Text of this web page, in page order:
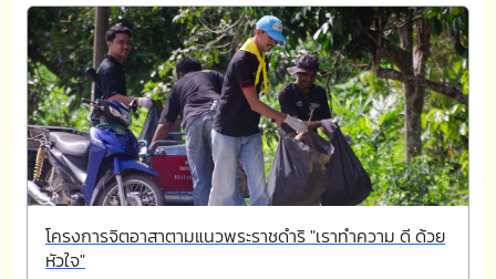
โครงการจิตอาสาตามแนวพระราชดำริ "เราทำความ ดี ด้วย
หัวใจ"